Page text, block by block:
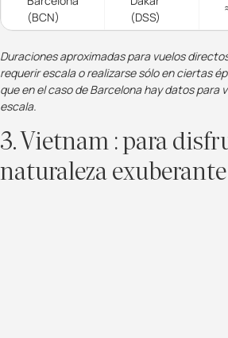
(BCN)
(DSS)
Duraciones aproximadas para vuelos
requerir escala o realizarse sólo en ciertas
que en el caso de Barcelona hay datos para
escala.
3. Vietnam : para
naturaleza exuberante